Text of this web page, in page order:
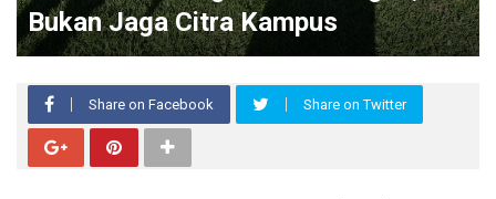
Bukan Jaga Citra Kampus
Share on Facebook Share on Twitter